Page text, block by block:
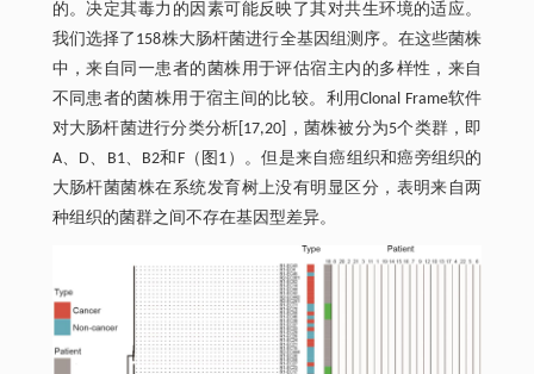
的。决定其毒力的因素可能反映了其对共生环境的适应。
我们选择了158株大肠杆菌进行全基因组测序。在这些菌株
中，来自同一患者的菌株用于评估宿主内的多样性，来自
不同患者的菌株用于宿主间的比较。利用Clonal Frame软件
对大肠杆菌进行分类分析[17,20]，菌株被分为5个类群，即
A、D、B1、B2和F（图1）。但是来自癌组织和癌旁组织的
大肠杆菌菌株在系统发育树上没有明显区分，表明来自两
种组织的菌群之间不存在基因型差异。